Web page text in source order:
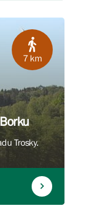
7 km
Trosky.